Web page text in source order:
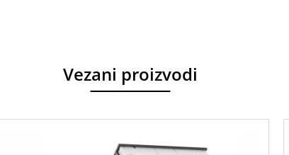
Vezani proizvodi